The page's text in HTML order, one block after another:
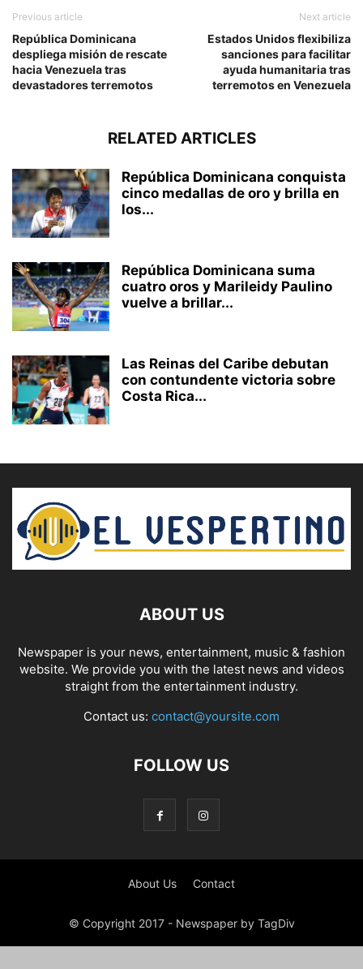
Previous article
República Dominicana
despliega misión de rescate
hacia Venezuela tras
devastadores terremotos
Next article
Estados Unidos flexibiliza
sanciones para facilitar
ayuda humanitaria tras
terremotos en Venezuela
RELATED ARTICLES
República Dominicana conquista
cinco medallas de oro y brilla en
los...
República Dominicana suma
cuatro oros y Marileidy Paulino
vuelve a brillar...
Las Reinas del Caribe debutan
con contundente victoria sobre
Costa Rica...
ABOUT US
Newspaper is your news, entertainment, music & fashion
website. We provide you with the latest news and videos
straight from the entertainment industry.
Contact us: contact@yoursite.com
FOLLOW US
About Us Contact
© Copyright 2017 - Newspaper by TagDiv